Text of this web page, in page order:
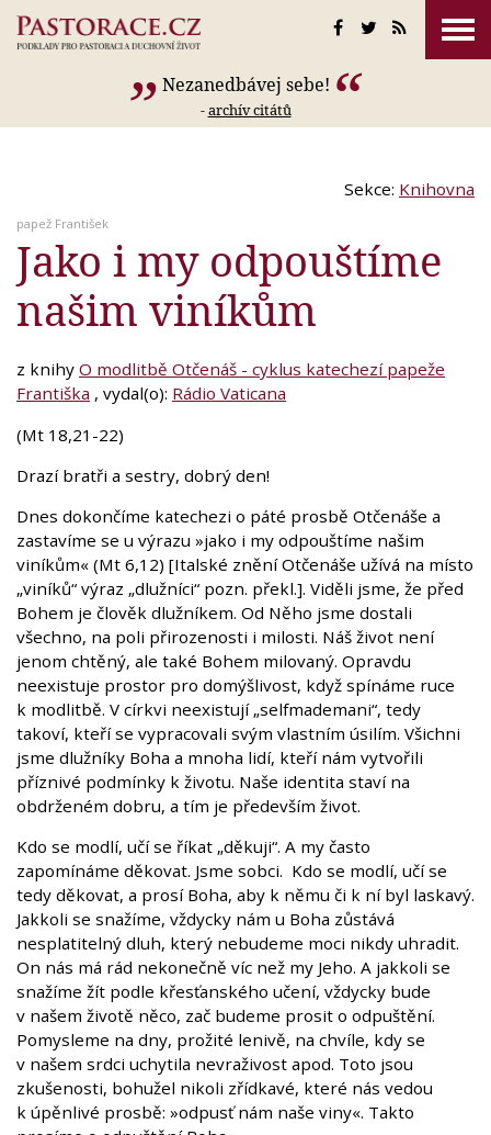
Nezanedbávej sebe!
-archív citátů
Sekce: Knihovna
papež František
Jako i my odpouštíme
našim viníkům
z knihy O modlitbě Otčenáš - cyklus katechezí papeže
Františka , vydal(o): Rádio Vaticana
(Mt 18,21-22)
Drazí bratři a sestry, dobrý den!
Dnes dokončíme katechezi o páté prosbě Otčenáše a
zastavíme se u výrazu »jako i my odpouštíme našim
viníkům« (Mt 6,12) [Italské znění Otčenáše užívá na místo
„viníků“ výraz „dlužníci“ pozn. překl.]. Viděli jsme, že před
Bohem je člověk dlužníkem. Od Něho jsme dostali
všechno, na poli přirozenosti i milosti. Náš život není
jenom chtěný, ale také Bohem milovaný. Opravdu
neexistuje prostor pro domýšlivost, když spínáme ruce
k modlitbě. V církvi neexistují „selfmademani“, tedy
takoví, kteří se vypracovali svým vlastním úsilím. Všichni
jsme dlužníky Boha a mnoha lidí, kteří nám vytvořili
příznivé podmínky k životu. Naše identita staví na
obdrženém dobru, a tím je především život.
Kdo se modlí, učí se říkat „děkuji“. A my často
zapomínáme děkovat. Jsme sobci. Kdo se modlí, učí se
tedy děkovat, a prosí Boha, aby k němu či k ní byl laskavý.
Jakkoli se snažíme, vždycky nám u Boha zůstává
nesplatitelný dluh, který nebudeme moci nikdy uhradit.
On nás má rád nekonečně víc než my Jeho. A jakkoli se
snažíme žít podle křesťanského učení, vždycky bude
v našem životě něco, zač budeme prosit o odpuštění.
Pomysleme na dny, prožité lenivě, na chvíle, kdy se
v našem srdci uchytila nevraživost apod. Toto jsou
zkušenosti, bohužel nikoli zřídkavé, které nás vedou
k úpěnlivé prosbě: »odpusť nám naše viny«. Takto